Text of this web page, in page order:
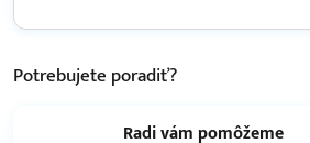
Potrebujete poradiť?
Radi vám pomôžeme